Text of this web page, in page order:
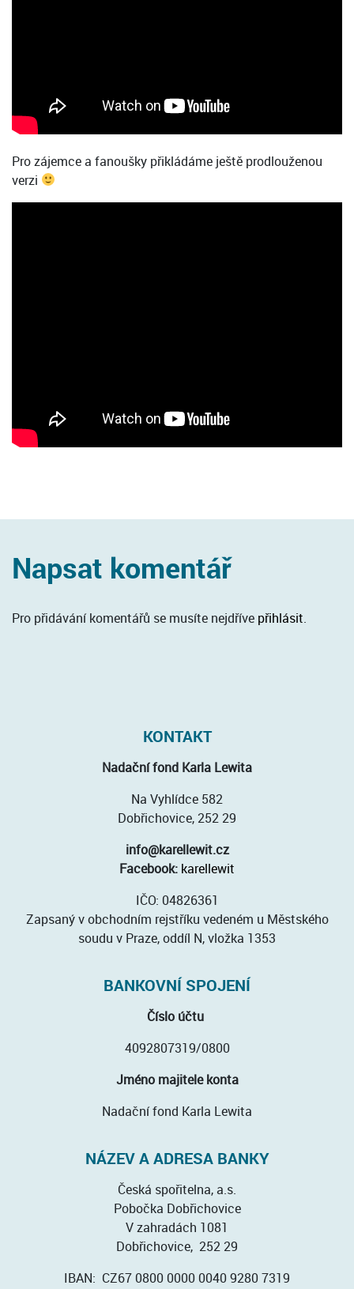
Pro zájemce a fanoušky přikládáme ještě prodlouženou
verzi
Napsat komentář
Pro přidávání komentářů se musíte nejdříve přihlásit.
KONTAKT
Nadační fond Karla Lewita
Na Vyhlídce 582
Dobřichovice, 252 29
info@karellewit.cz
Facebook: karellewit
IČO: 04826361
Zapsaný v obchodním rejstříku vedeném u Městského
soudu v Praze, oddíl N, vložka 1353
BANKOVNÍ SPOJENÍ
Číslo účtu
4092807319/0800
Jméno majitele konta
Nadační fond Karla Lewita
NÁZEV A ADRESA BANKY
Česká spořitelna, a.s.
Pobočka Dobřichovice
V zahradách 1081
Dobřichovice, 252 29
IBAN: CZ67 0800 0000 0040 9280 7319